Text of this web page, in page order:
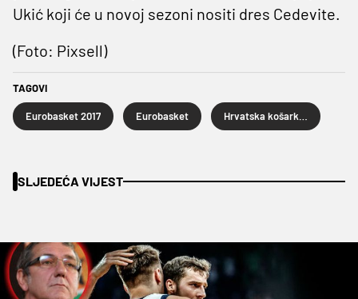
Ukić koji će u novoj sezoni nositi dres Cedevite.
(Foto: Pixsell)
TAGOVI
Eurobasket 2017 Eurobasket
SLJEDEĆA VIJEST